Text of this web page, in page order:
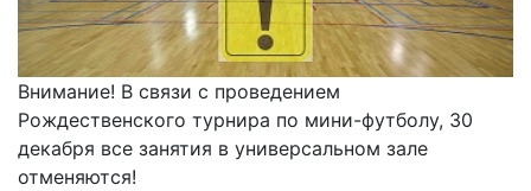
Внимание! В связи с проведением
Рождественского турнира по мини-футболу, 30
декабря все занятия в универсальном зале
отменяются!